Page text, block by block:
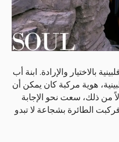
بالاختيار والإرادة. ابنة أب
هوية مركبة كان يمكن أن
من ذلك، سعت نحو الإجابة
الطائرة بشجاعة لا تبدو